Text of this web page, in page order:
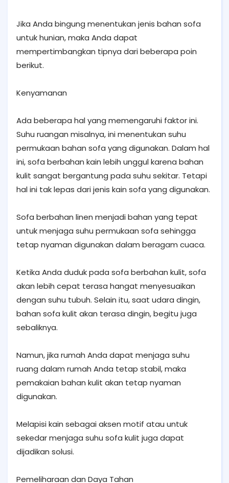
Jika Anda bingung menentukan jenis bahan sofa
untuk hunian, maka Anda dapat
mempertimbangkan tipnya dari beberapa poin
berikut.
Kenyamanan
Ada beberapa hal yang memengaruhi faktor ini.
Suhu ruangan misalnya, ini menentukan suhu
permukaan bahan sofa yang digunakan. Dalam hal
ini, sofa berbahan kain lebih unggul karena bahan
kulit sangat bergantung pada suhu sekitar. Tetapi
hal ini tak lepas dari jenis kain sofa yang digunakan.
Sofa berbahan linen menjadi bahan yang tepat
untuk menjaga suhu permukaan sofa sehingga
tetap nyaman digunakan dalam beragam cuaca.
Ketika Anda duduk pada sofa berbahan kulit, sofa
akan lebih cepat terasa hangat menyesuaikan
dengan suhu tubuh. Selain itu, saat udara dingin,
bahan sofa kulit akan terasa dingin, begitu juga
sebaliknya.
Namun, jika rumah Anda dapat menjaga suhu
ruang dalam rumah Anda tetap stabil, maka
pemakaian bahan kulit akan tetap nyaman
digunakan.
Melapisi kain sebagai aksen motif atau untuk
sekedar menjaga suhu sofa kulit juga dapat
dijadikan solusi.
Pemeliharaan dan Daya Tahan